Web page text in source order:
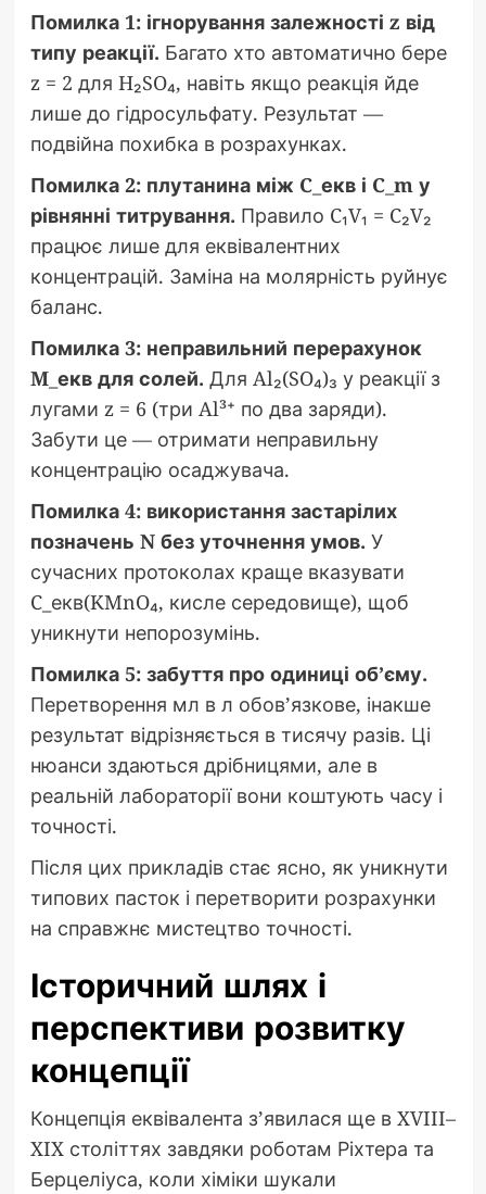
Помилка 1: ігнорування залежності z від
типу реакції. Багато хто автоматично бере
z = 2 для H₂SO₄, навіть якщо реакція йде
лише до гідросульфату. Результат —
подвійна похибка в розрахунках.
Помилка 2: плутанина між C_екв і C_m у
рівнянні титрування. Правило C₁V₁ = C₂V₂
працює лише для еквівалентних
концентрацій. Заміна на молярність руйнує
баланс.
Помилка 3: неправильний перерахунок
M_екв для солей. Для Al₂(SO₄)₃ у реакції з
лугами z = 6 (три Al³⁺ по два заряди).
Забути це — отримати неправильну
концентрацію осаджувача.
Помилка 4: використання застарілих
позначень N без уточнення умов. У
сучасних протоколах краще вказувати
C_екв(KMnO₄, кисле середовище), щоб
уникнути непорозумінь.
Помилка 5: забуття про одиниці об’єму.
Перетворення мл в л обов’язкове, інакше
результат відрізняється в тисячу разів. Ці
нюанси здаються дрібницями, але в
реальній лабораторії вони коштують часу і
точності.
Після цих прикладів стає ясно, як уникнути
типових пасток і перетворити розрахунки
на справжнє мистецтво точності.
Історичний шлях і
перспективи розвитку
концепції
Концепція еквівалента з’явилася ще в XVIII–
XIX століттях завдяки роботам Ріхтера та
Берцеліуса, коли хіміки шукали